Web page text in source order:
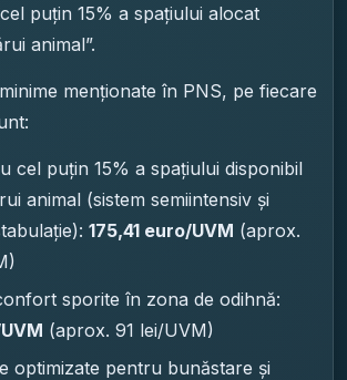
puțin 15% a spațiului alocat
animal”.
menționate în PNS, pe fiecare
cel puțin 15% a spațiului disponibil
animal (sistem semiintensiv și
175,41 euro/UVM (aprox.
sporite în zona de odihnă:
(aprox. 91 lei/UVM)
optimizate pentru bunăstare și